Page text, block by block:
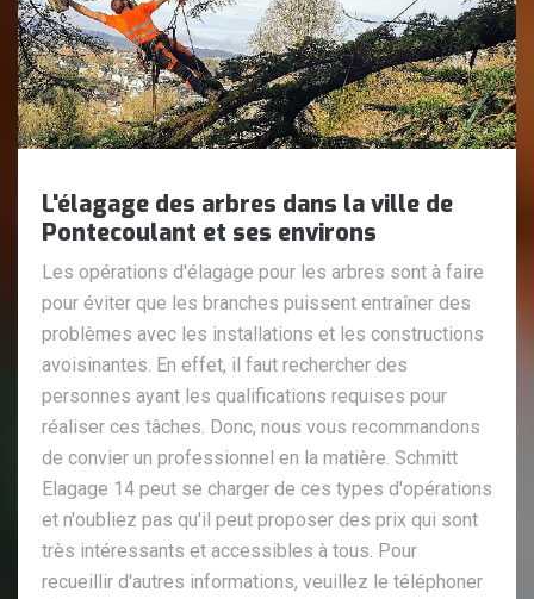
L'élagage des arbres dans la ville de
Pontecoulant et ses environs
Les opérations d'élagage pour les arbres sont à faire
pour éviter que les branches puissent entraîner des
problèmes avec les installations et les constructions
avoisinantes. En effet, il faut rechercher des
personnes ayant les qualifications requises pour
réaliser ces tâches. Donc, nous vous recommandons
de convier un professionnel en la matière. Schmitt
Elagage 14 peut se charger de ces types d'opérations
et n'oubliez pas qu'il peut proposer des prix qui sont
très intéressants et accessibles à tous. Pour
recueillir d'autres informations, veuillez le téléphoner